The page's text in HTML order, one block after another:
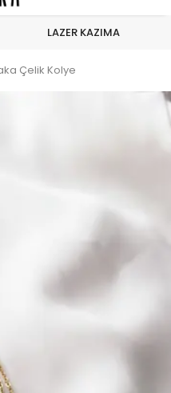
LAZER KAZIMA
Çelik Kolye